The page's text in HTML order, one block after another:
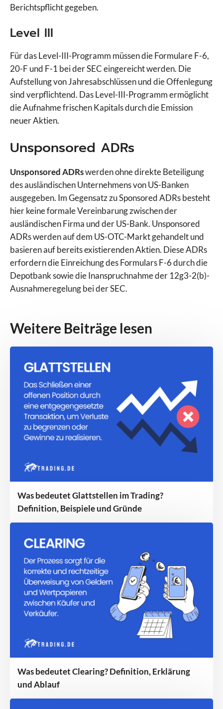
Berichtspflicht gegeben.
Level III
Für das Level-III-Programm müssen die Formulare F-6,
20-F und F-1 bei der SEC eingereicht werden. Die
Aufstellung von Jahresabschlüssen und die Offenlegung
sind verpflichtend. Das Level-III-Programm ermöglicht
die Aufnahme frischen Kapitals durch die Emission
neuer Aktien.
Unsponsored ADRs
Unsponsored ADRswerden ohne direkte Beteiligung
des ausländischen Unternehmens von US-Banken
ausgegeben. Im Gegensatz zu Sponsored ADRs besteht
hier keine formale Vereinbarung zwischen der
ausländischen Firma und der US-Bank. Unsponsored
ADRs werden auf dem US-OTC-Markt gehandelt und
basieren auf bereits existierenden Aktien. Diese ADRs
erfordern die Einreichung des Formulars F-6 durch die
Depotbank sowie die Inanspruchnahme der 12g3-2(b)-
Ausnahmeregelung bei der SEC.
Weitere Beiträge lesen
Was bedeutet Glattstellen im Trading?
Definition, Beispiele und Gründe
Was bedeutet Clearing? Definition, Erklärung
und Ablauf